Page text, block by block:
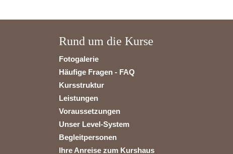
Rund um die Kurse
Fotogalerie
Häufige Fragen - FAQ
Kursstruktur
Leistungen
Voraussetzungen
Unser Level-System
Begleitpersonen
Ihre Anreise zum Kurshaus